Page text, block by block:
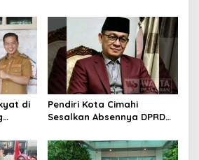
Legitimasi Parpol
di
Pendiri Kota Cimahi
Sesalkan Absennya DPRD
Rebranding RSUD Cibabat